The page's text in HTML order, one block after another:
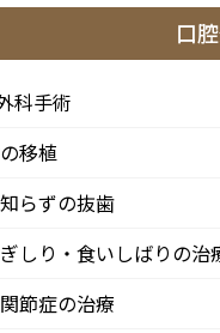
きま
ま
らせ
口
科手術
移植
らずの抜歯
しり・食いしばりの治
節症の治療